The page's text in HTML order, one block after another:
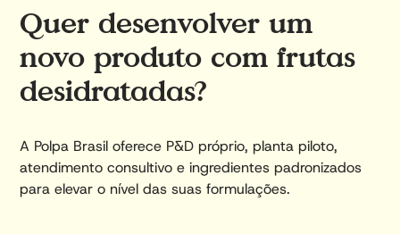
Quer desenvolver um
novo produto com frutas
desidratadas?
A Polpa Brasil oferece P&D próprio, planta piloto,
atendimento consultivo e ingredientes padronizados
para elevar o nível das suas formulações.